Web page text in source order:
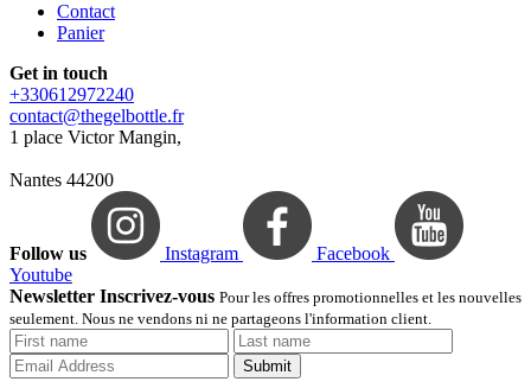
Contact
Panier
Get in touch
+330612972240
contact@thegelbottle.fr
1 place Victor Mangin,
Nantes 44200
Follow us Instagram
Facebook
Youtube
Newsletter Inscrivez-vous Pour les offres promotionnelles et les nouvelles
seulement. Nous ne vendons ni ne partageons l'information client.
Submit